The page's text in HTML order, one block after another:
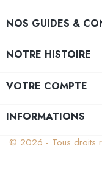
NOS GUIDES &
NOTRE HISTOIRE
VOTRE COMPTE
INFORMATIONS
© 2026 - Tous droits